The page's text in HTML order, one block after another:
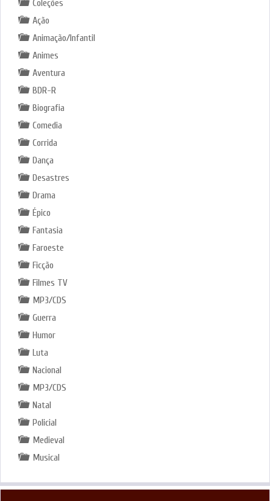
Coleções
Ação
Animação/Infantil
Animes
Aventura
BDR-R
Biografia
Comedia
Corrida
Dança
Desastres
Drama
Épico
Fantasia
Faroeste
Ficção
Filmes TV
MP3/CDS
Guerra
Humor
Luta
Nacional
MP3/CDS
Natal
Policial
Medieval
Musical